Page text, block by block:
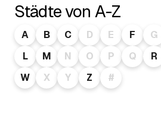
Städte von A-Z
A B C D E F G
L
M N O P Q R
W
X Y Z #